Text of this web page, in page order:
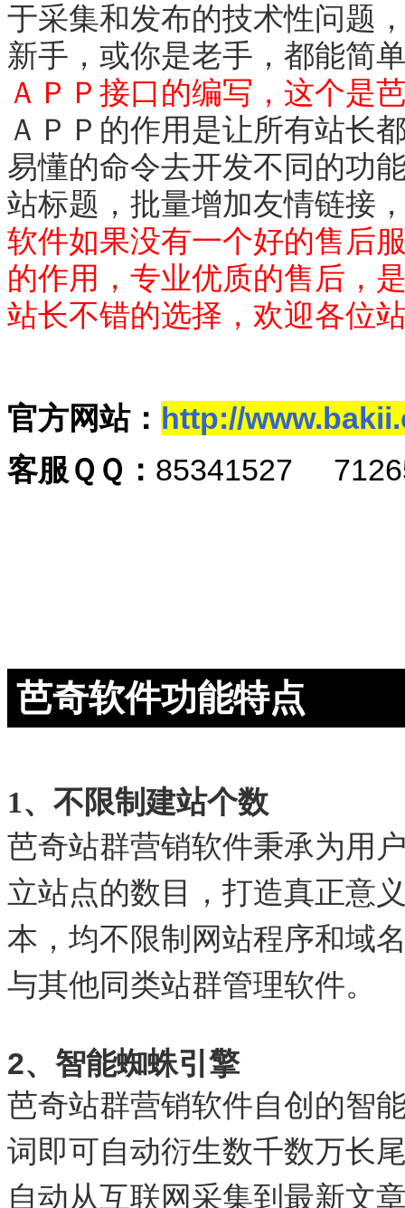
于采集和发布的技术性问题
新手，或你是老手，都能简
ＡＰＰ接口的编写，这个是
ＡＰＰ的作用是让所有站长
易懂的命令去开发不同的功
站标题，批量增加友情链接
软件如果没有一个好的售后
的作用，专业优质的售后，
站长不错的选择，欢迎各位
官方网站： http://
客服ＱＱ： 85341527
芭奇软件功能特点
1、不限制建站个数
芭奇站群营销软件秉承为用
立站点的数目，打造真正意
本，均不限制网站程序和域
与其他同类站群管理软件。
2、智能蜘蛛引擎
芭奇站群营销软件自创的智
词即可自动衍生数千数万长
自动从互联网采集到最新文